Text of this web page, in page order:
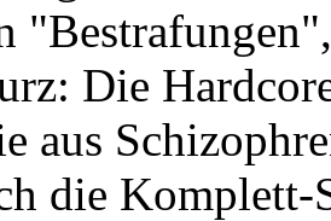
Die
aus
die Komplett-